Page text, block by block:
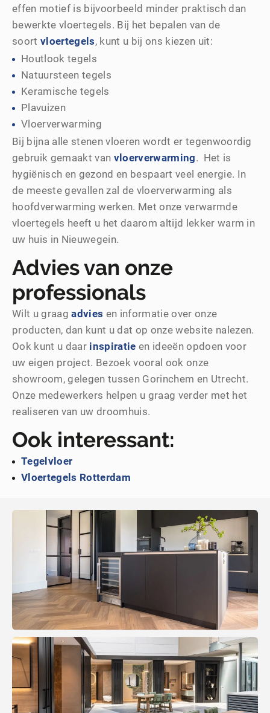
effen motief is bijvoorbeeld minder praktisch dan
bewerkte vloertegels. Bij het bepalen van de
soort vloertegels, kunt u bij ons kiezen uit:
Houtlook tegels
Natuursteen tegels
Keramische tegels
Plavuizen
Vloerverwarming
Bij bijna alle stenen vloeren wordt er tegenwoordig
gebruik gemaakt van vloerverwarming. Het is
hygiënisch en gezond en bespaart veel energie. In
de meeste gevallen zal de vloerverwarming als
hoofdverwarming werken. Met onze verwarmde
vloertegels heeft u het daarom altijd lekker warm in
uw huis in Nieuwegein.
Advies van onze
professionals
Wilt u graagadvies en informatie over onze
producten, dan kunt u dat op onze website nalezen.
Ook kunt u daar inspiratie en ideeën opdoen voor
uw eigen project. Bezoek vooral ook onze
showroom, gelegen tussen Gorinchem en Utrecht.
Onze medewerkers helpen u graag verder met het
realiseren van uw droomhuis.
Ook interessant:
Tegelvloer
Vloertegels Rotterdam